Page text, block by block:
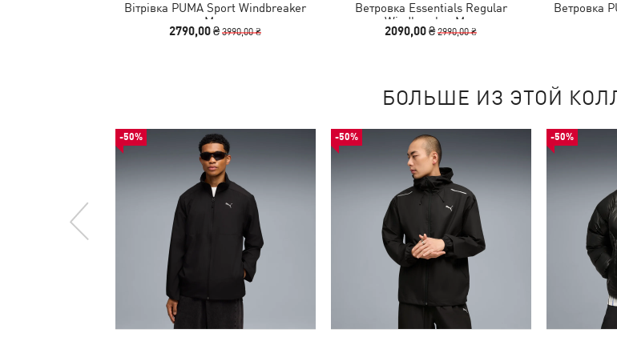
Вітрівка PUMA Sport Windbreaker
Men
2790,00 ₴3990,00 ₴
Ветровка Essentials Regular
Windbreaker Men
2090,00 ₴2990,00 ₴
Ветровка
БОЛЬШЕ ИЗ ЭТОЙ
-50% -50% -50%